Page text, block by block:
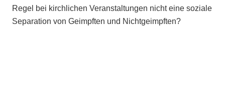
Regel bei kirchlichen Veranstaltungen nicht eine soziale
Separation von Geimpften und Nichtgeimpften?